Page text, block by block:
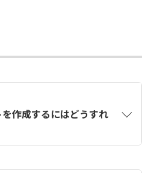
作成するにはどうすれ